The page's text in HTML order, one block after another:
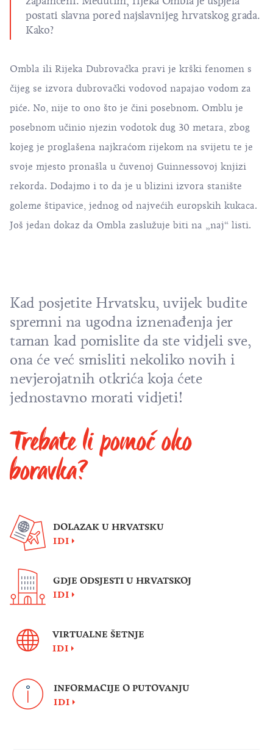
postati slavna pored najslavnijeg hrvatskog grada.
Kako?
Ombla ili Rijeka Dubrovačka pravi je krški fenomen s
čijeg se izvora dubrovački vodovod napajao vodom za
piće. No, nije to ono što je čini posebnom. Omblu je
posebnom učinio njezin vodotok dug 30 metara, zbog
kojeg je proglašena najkraćom rijekom na svijetu te je
svoje mjesto pronašla u čuvenoj Guinnessovoj knjizi
rekorda. Dodajmo i to da je u blizini izvora stanište
goleme štipavice, jednog od najvećih europskih kukaca.
Još jedan dokaz da Ombla zaslužuje biti na „naj“ listi.
Kad posjetite Hrvatsku, uvijek budite
spremni na ugodna iznenađenja jer
taman kad pomislite da ste vidjeli sve,
ona će već smisliti nekoliko novih i
nevjerojatnih otkrića koja ćete
jednostavno morati vidjeti!
Trebate li pomoć oko
boravka?
DOLAZAK U HRVATSKU
IDI
GDJE ODSJESTI U HRVATSKOJ
IDI
VIRTUALNE ŠETNJE
IDI
INFORMACIJE O PUTOVANJU
IDI